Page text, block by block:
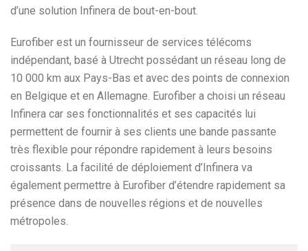
d’une solution Infinera de bout-en-bout.
Eurofiber est un fournisseur de services télécoms
indépendant, basé à Utrecht possédant un réseau long de
10 000 km aux Pays-Bas et avec des points de connexion
en Belgique et en Allemagne. Eurofiber a choisi un réseau
Infinera car ses fonctionnalités et ses capacités lui
permettent de fournir à ses clients une bande passante
très flexible pour répondre rapidement à leurs besoins
croissants. La facilité de déploiement d’Infinera va
également permettre à Eurofiber d’étendre rapidement sa
présence dans de nouvelles régions et de nouvelles
métropoles.